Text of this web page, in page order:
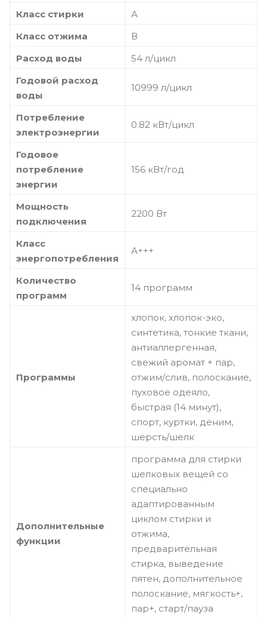
Класс стирки
А
Класс отжима
В
Расход воды
54 л/цикл
Годовой расход
воды
10999 л/цикл
Потребление
электроэнергии
0.82 кВт/цикл
Годовое
потребление
энергии
156 кВт/год
Мощность
подключения
2200 Вт
Класс
энергопотребления
А+++
Количество
программ
14 программ
Программы
хлопок, хлопок-эко,
синтетика, тонкие ткани,
антиаллергенная,
свежий аромат + пар,
отжим/слив, полоскание,
пуховое одеяло,
быстрая (14 минут),
спорт, куртки, деним,
шерсть/шелк
Дополнительные
функции
программа для стирки
шелковых вещей со
специально
адаптированным
циклом стирки и
отжима,
предварительная
стирка, выведение
пятен, дополнительное
полоскание, мягкость+,
пар+, старт/пауза